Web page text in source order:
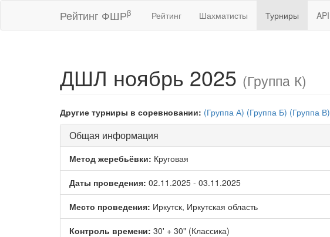
Рейтинг ФШРβ Рейтинг Шахматисты Турниры API
ДШЛ ноябрь 2025 (Группа К)
Другие турниры в соревновании: (Группа А) (Группа Б) (Группа В)
Общая информация
Метод жеребьёвки: Круговая
Даты проведения: 02.11.2025 - 03.11.2025
Место проведения: Иркутск, Иркутская область
Контроль времени: 30' + 30" (Классика)